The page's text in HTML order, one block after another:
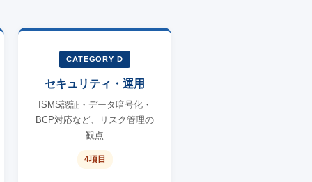
CATEGORY D
セキュリティ・運用
ISMS認証・データ暗号化・
BCP対応など、リスク管理の
観点
4項目